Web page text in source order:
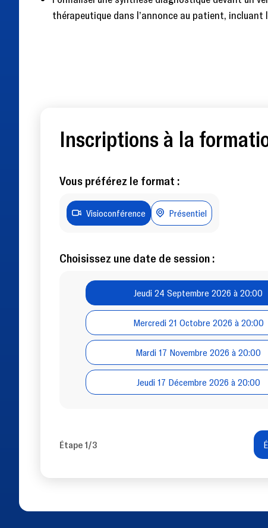
thérapeutique dans l’annonce au patient,
Inscriptions à la
Vous préférez le format :
Visioconférence Présentiel
Choisissez une date de session :
Jeudi 24 Septembre 2026 à 20:00
Mercredi 21 Octobre 2026 à 20:00
Mardi 17 Novembre 2026 à 20:00
Jeudi 17 Décembre 2026 à 20:00
Étape 1/3